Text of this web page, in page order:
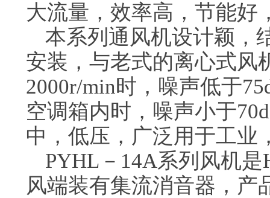
大流量，效率高，节能好
本系列通风机设计颖，
安装，与老式的离心式风
2000r/min时，噪声低于
空调箱内时，噪声小于
中，低压，广泛用于工业
PYHL－14A系列风机
风端装有集流消音器，产